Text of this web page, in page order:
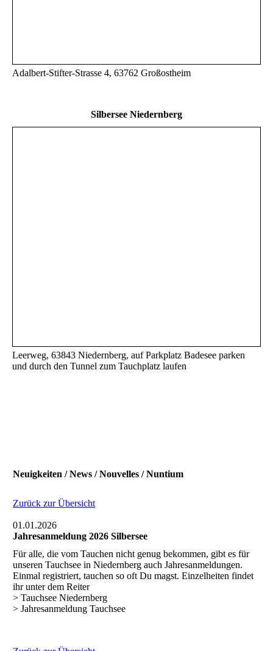
Adalbert-Stifter-Strasse 4, 63762 Großostheim
Silbersee Niedernberg
Leerweg, 63843 Niedernberg, auf Parkplatz Badesee parken
und durch den Tunnel zum Tauchplatz laufen
Neuigkeiten / News / Nouvelles / Nuntium
Zurück zur Übersicht
01.01.2026
Jahresanmeldung 2026 Silbersee
Für alle, die vom Tauchen nicht genug bekommen, gibt es für
unseren Tauchsee in Niedernberg auch Jahresanmeldungen.
Einmal registriert, tauchen so oft Du magst. Einzelheiten findet
ihr unter dem Reiter
> Tauchsee Niedernberg
> Jahresanmeldung Tauchsee